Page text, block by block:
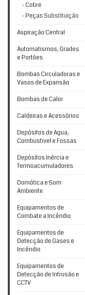
- Cobre
- Peças Substituição
Aspiração Central
Automatismos, Grades
e Portões
Bombas Circuladoras e
Vasos de Expansão
Bombas de Calor
Caldeiras e Acessórios
Depósitos de Agua,
Combustivel e Fossas
Depósitos Inércia e
Termoacumuladores
Domótica e Som
Ambiente
Equipamentos de
Combate a Incêndio
Equipamentos de
Detecção de Gases e
Incêndio
Equipamentos de
Detecção de Intrusão e
CCTV